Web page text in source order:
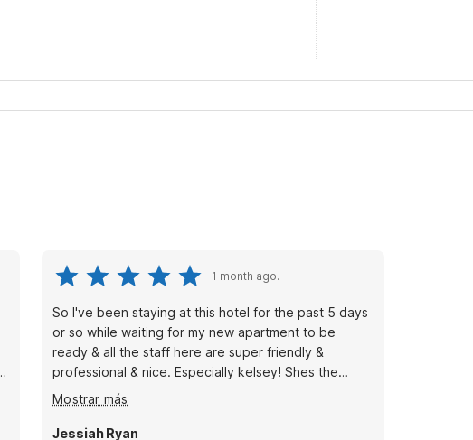
1 month ago.
So I've been staying at this hotel for the past 5 days
or so while waiting for my new apartment to be
ready & all the staff here are super friendly &
professional & nice. Especially kelsey! Shes the
absolute best & sweetest! More hotels need front
desk workers like her! She made me feel so
welcome & comfortable! 😊 Definitely would
Mostrar más
Jessiah Ryan